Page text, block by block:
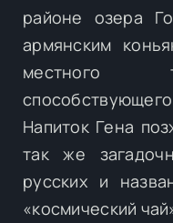
районе озера
армянским
местного
Напиток Гена
так же
русских и
«космический